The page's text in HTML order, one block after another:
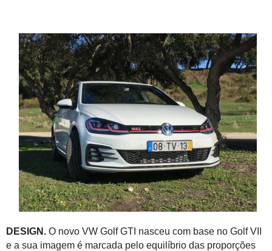
DESIGN. O novo VW Golf GTI nasceu com base no Golf VII
e a sua imagem é marcada pelo equilíbrio das proporções